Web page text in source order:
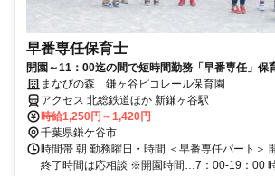
早番専任保育士
開園～11：00迄の間で短時間勤務「早番専任」保
す！週3日～シフトOK！
まなびの森 鎌ヶ谷ピコレール保育園
アクセス 北総鉄道ほか 新鎌ヶ谷駅
時給1,250円～1,420円
千葉県鎌ケ谷市
時間帯 朝 勤務曜日・時間 ＜早番専任パート＞
終了時間は応相談 ※開園時間…7：00-19：00